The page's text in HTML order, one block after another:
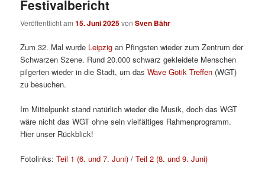
Festivalbericht
Veröffentlicht am15. Juni 2025vonSven Bähr
Zum 32. Mal wurde Leipzig an Pfingsten wieder zum Zentrum der
Schwarzen Szene. Rund 20.000 schwarz gekleidete Menschen
pilgerten wieder in die Stadt, um dasWave Gotik Treffen (WGT)
zu besuchen.
Im Mittelpunkt stand natürlich wieder die Musik, doch das WGT
wäre nicht das WGT ohne sein vielfältiges Rahmenprogramm.
Hier unser Rückblick!
Fotolinks:Teil 1 (6. und 7. Juni) /Teil 2 (8. und 9. Juni)